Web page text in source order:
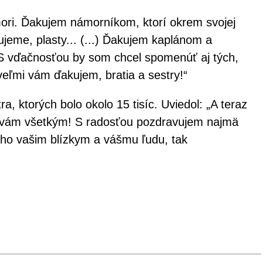
Ďakujem námorníkom, ktorí okrem svojej
plasty... (...) Ďakujem kaplánom a
vďačnosťou by som chcel spomenúť aj tých,
vám ďakujem, bratia a sestry!“
ktorých bolo okolo 15 tisíc. Uviedol: „A teraz
všetkým! S radosťou pozdravujem najmä
vašim blízkym a vášmu ľudu, tak